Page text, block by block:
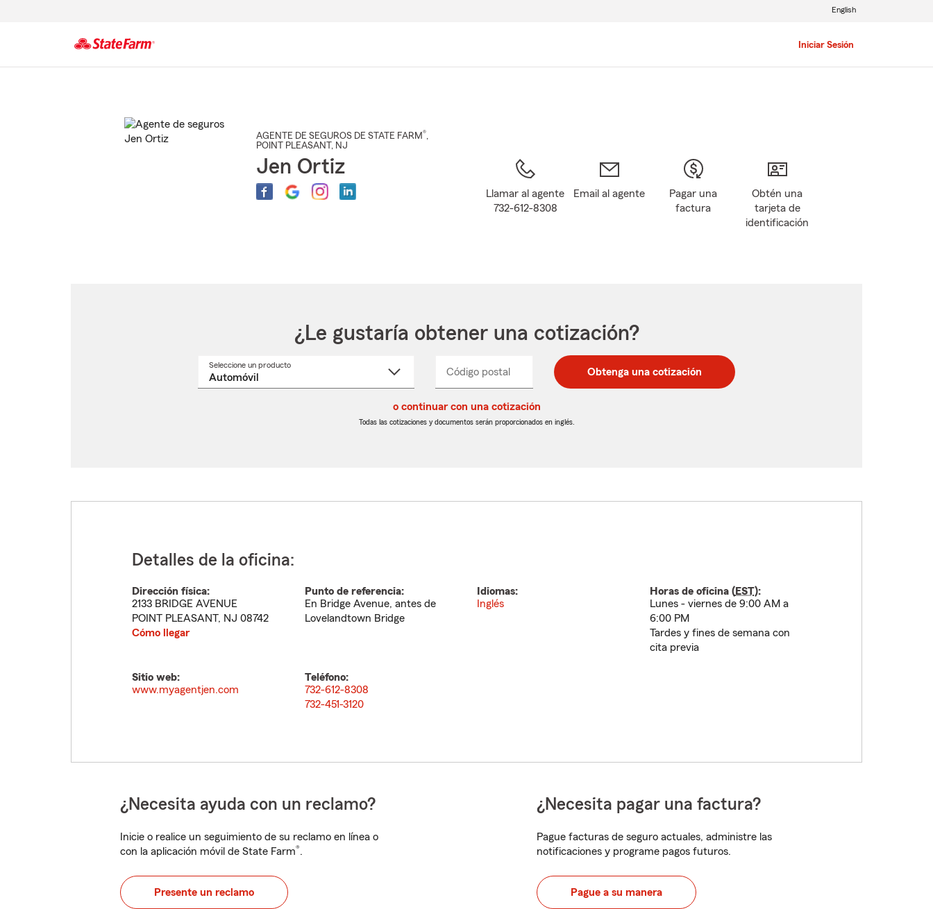
Iniciar Sesión
English
AGENTE DE SEGUROS DE STATE FARM®,
POINT PLEASANT , NJ
Jen Ortiz
Llamar al agente
732-612-8308
Email al agente
Pagar una
factura
Obtén una
tarjeta de
identificación
¿Le gustaría obtener una cotización?
Seleccione un productoSeleccione
Código postal
postal
de
postal
de
_____ Obtenga una cotización
o continuar con una cotización
Todas las cotizaciones y documentos serán proporcionados en inglés.
Detalles de la oficina:
Dirección física:
2133 BRIDGE AVENUE
POINT PLEASANT, NJ 08742
Cómo llegar
Punto de referencia:
En Bridge Avenue, antes de
Lovelandtown Bridge
Idiomas:
Inglés
Horas de oficina (EST):
Lunes - viernes de 9:00 AM a
6:00 PM
Tardes y fines de semana con
cita previa
Sitio web:
www.myagentjen.com
Teléfono:
732-612-8308
732-451-3120
¿Necesita ayuda con un reclamo?
Inicie o realice un seguimiento de su reclamo en línea o
con la aplicación móvil de State Farm®.
Presente un reclamo
¿Necesita pagar una factura?
Pague facturas de seguro actuales, administre las
notificaciones y programe pagos futuros.
Pague a su manera